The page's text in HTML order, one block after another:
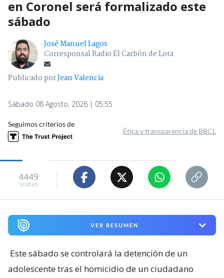
en Coronel será formalizado este
sábado
José Manuel Lagos
Corresponsal Radio El Carbón de Lota
Publicado porJean Valencia
Sábado 08 Agosto, 2026 | 05:55
Seguimos criterios de
Ética y transparencia de BBCL
4449
visitas
VER RESUMEN
Este sábado se controlará la detención de un
adolescente tras el homicidio de un ciudadano